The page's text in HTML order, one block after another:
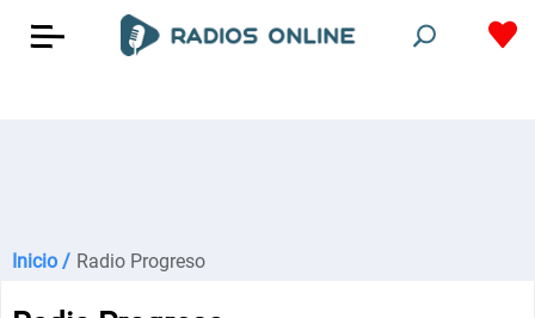
Inicio / Radio Progreso